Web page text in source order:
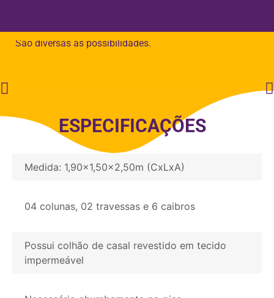
São diversas as possibilidades.
ESPECIFICAÇÕES
Medida: 1,90x1,50x2,50m (CxLxA)
04 colunas, 02 travessas e 6 caibros
Possui colhão de casal revestido em tecido
impermeável